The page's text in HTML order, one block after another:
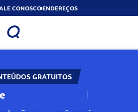
CONOSCOENDEREÇOS
GRATUITOS
N